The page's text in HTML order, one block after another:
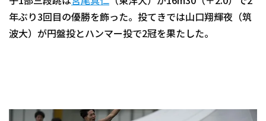
年ぶり3回目の優勝を飾った。投てきでは山口翔輝夜（筑
波大）が円盤投とハンマー投で2冠を果たした。